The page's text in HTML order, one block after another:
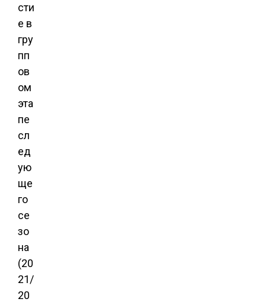
сти
е в
гру
пп
ов
ом
эта
пе
сл
ед
ую
ще
го
се
зо
на
(20
21/
20